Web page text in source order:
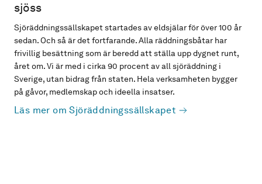
sjöss
Sjöräddningssällskapet startades av eldsjälar för över 100 år
sedan. Och så är det fortfarande. Alla räddningsbåtar har
frivillig besättning som är beredd att ställa upp dygnet runt,
året om. Vi är med i cirka 90 procent av all sjöräddning i
Sverige, utan bidrag från staten. Hela verksamheten bygger
på gåvor, medlemskap och ideella insatser.
Läs mer om Sjöräddningssällskapet